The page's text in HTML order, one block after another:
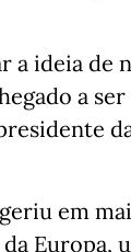
a ideia de
a
em
Europa,